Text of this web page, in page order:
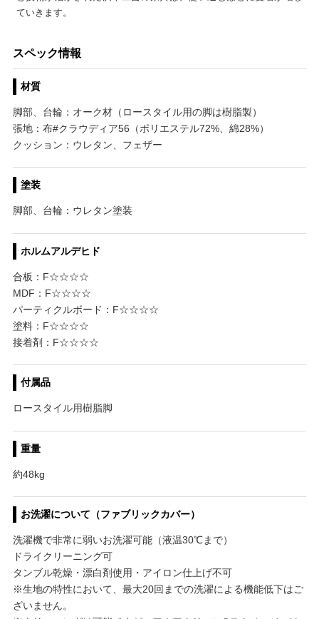
ていきます。
スペック情報
材質
脚部、台輪：オーク材（ロースタイル用の脚は樹脂製）
張地：布#クラウディア56（ポリエステル72%、綿28%）
クッション：ウレタン、フェザー
塗装
脚部、台輪：ウレタン塗装
ホルムアルデヒド
合板：F☆☆☆☆
MDF：F☆☆☆☆
パーティクルボード：F☆☆☆☆
塗料：F☆☆☆☆
接着剤：F☆☆☆☆
付属品
ロースタイル用樹脂脚
重量
約48kg
お洗濯について（ファブリックカバー）
洗濯機で非常に弱いお洗濯可能（液温30℃まで）
ドライクリーニング可
タンブル乾燥・漂白剤使用・アイロン仕上げ不可
※生地の特性において、最大20回までの洗濯による機能低下はご
ざいません。